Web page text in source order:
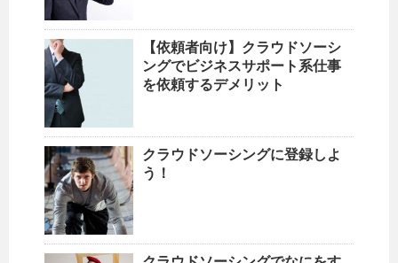
【依頼者向け】クラウドソーシ
ングでビジネスサポート系仕事
を依頼するデメリット
クラウドソーシングに登録しよ
う！